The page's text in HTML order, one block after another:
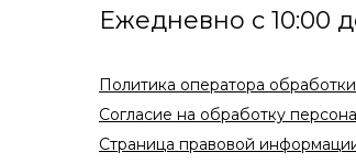
Ежедневно с 10:00
Политика оператора
Согласие на обработку
Страница правовой